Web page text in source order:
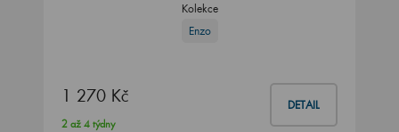
Kolekce
Enzo
1 270 Kč DETAIL
2 až 4 týdny